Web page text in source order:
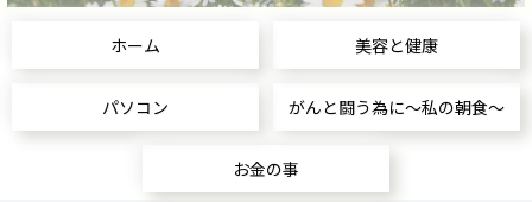
ホーム 美容と健康
パソコン がんと闘う為に～私の朝食～
お金の事